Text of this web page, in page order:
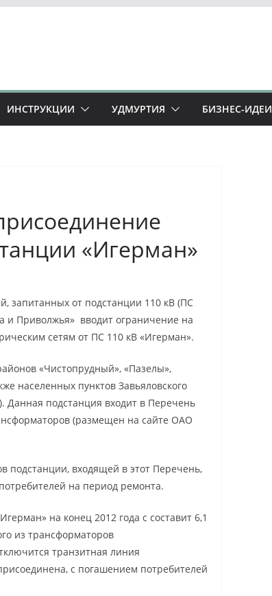
ИНСТРУКЦИИ УДМУРТИЯ БИЗНЕС-ИДЕИ
«Игерман»
запитанных от подстанции 110 кВ (ПС
и Приволжья» вводит ограничение на
сетям от ПС 110 кВ «Игерман».
«Чистопрудный», «Пазелы»,
населенных пунктов Завьяловского
Данная подстанция входит в Перечень
(размещен на сайте ОАО
подстанции, входящей в этот Перечень,
на период ремонта.
на конец 2012 года с составит 6,1
из трансформаторов
транзитная линия
с погашением потребителей